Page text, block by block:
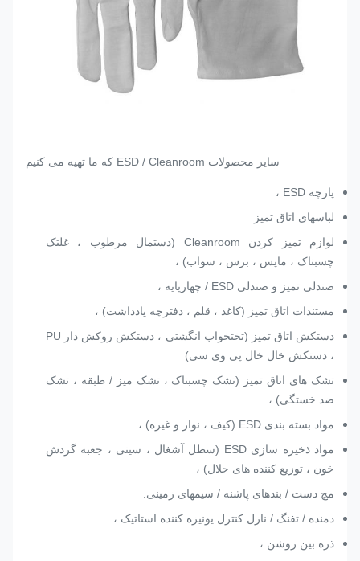
سایر محصولات ESD / Cleanroom که ما تهیه می کنیم
پارچه ESD ،
لباسهای اتاق تمیز
لوازم تمیز کردن Cleanroom (دستمال مرطوب ، غلتک
چسبناک ، ماپس ، برس ، سواب) ،
صندلی تمیز و صندلی ESD / چهارپایه ،
مستندات اتاق تمیز (کاغذ ، قلم ، دفترچه یادداشت) ،
دستکش اتاق تمیز (تختخواب انگشتی ، دستکش روکش دار PU
، دستکش خال خال پی وی سی)
تشک های اتاق تمیز (تشک چسبناک ، تشک میز / طبقه ، تشک
ضد خستگی) ،
مواد بسته بندی ESD (کیف ، نوار و غیره) ،
مواد ذخیره سازی ESD (سطل آشغال ، سینی ، جعبه گردش
خون ، توزیع کننده های حلال) ،
مچ دست / بندهای پاشنه / سیمهای زمینی.
دمنده / تفنگ / نازل کنترل یونیزه کننده استاتیک ،
ذره بین روشن ،